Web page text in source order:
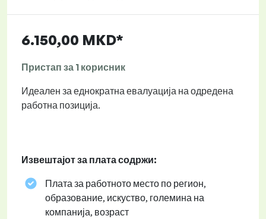
6.150,00 MKD*
Пристап за 1 корисник
Идеален за еднократна евалуација на одредена
работна позиција.
Извештајот за плата содржи:
Плата за работното место по регион,
образование, искуство, големина на
компанија, возраст